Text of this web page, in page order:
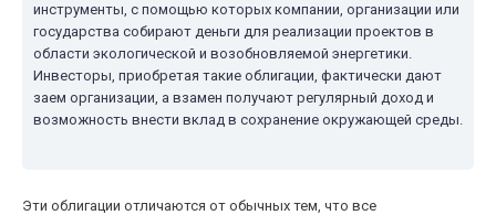
инструменты, с помощью которых компании, организации или
государства собирают деньги для реализации проектов в
области экологической и возобновляемой энергетики.
Инвесторы, приобретая такие облигации, фактически дают
заем организации, а взамен получают регулярный доход и
возможность внести вклад в сохранение окружающей среды.
Эти облигации отличаются от обычных тем, что все